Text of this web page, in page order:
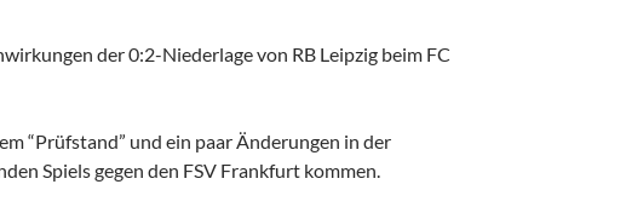
der 0:2-Niederlage von RB Leipzig beim FC
“Prüfstand” und ein paar Änderungen in der
Spiels gegen den FSV Frankfurt kommen.